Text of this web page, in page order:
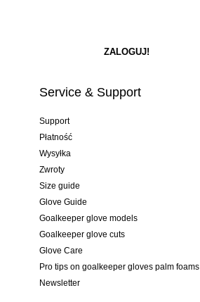
Service & Support
Support
Płatność
Wysyłka
Zwroty
Size guide
Glove Guide
Goalkeeper glove models
Goalkeeper glove cuts
Glove Care
Pro tips on goalkeeper gloves palm foams
Newsletter